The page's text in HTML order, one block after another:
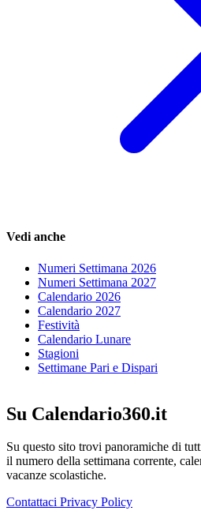
Vedi anche
Numeri Settimana 2026
Numeri Settimana 2027
Calendario 2026
Calendario 2027
Festività
Calendario Lunare
Stagioni
Settimane Pari e Dispari
Su Calendario360.it
Su questo sito trovi panoramiche di
il numero della settimana corrente,
vacanze scolastiche.
Contattaci Privacy Policy